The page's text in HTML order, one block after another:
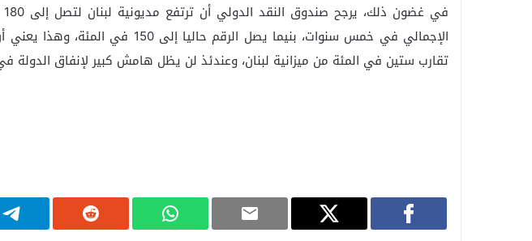
الإجمالي في خمس سنوات، بنيما يصل الرقم
تقارب ستين في المئة من ميزانية لبنان، وعندئذ لن يظل هامش كبير لإنفاق الدولة